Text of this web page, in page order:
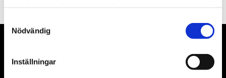
Nödvändig
Inställningar
Våra främsta leverantörer är KS Tools verktyg, ATH billyftar